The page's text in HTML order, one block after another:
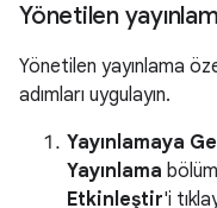
Yönetilen
Yönetilen yayınlama
adımları uygulayın.
Yayınlamaya
Yayınlama
Etkinleştir'i